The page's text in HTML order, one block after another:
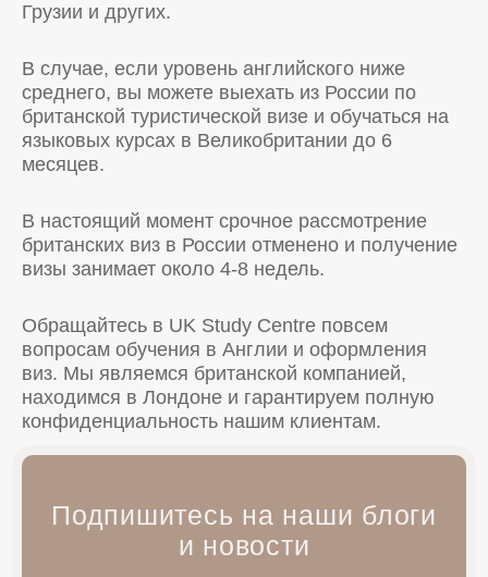
Грузии и других.
В случае, если уровень английского ниже
среднего, вы можете выехать из России по
британской туристической визе и обучаться на
языковых курсах в Великобритании до 6
месяцев.
В настоящий момент срочное рассмотрение
британских виз в России отменено и получение
визы занимает около 4-8 недель.
Обращайтесь в UK Study Centre повсем
вопросам обучения в Англии и оформления
виз. Мы являемся британской компанией,
находимся в Лондоне и гарантируем полную
конфиденциальность нашим клиентам.
Подпишитесь на наши блоги
и новости